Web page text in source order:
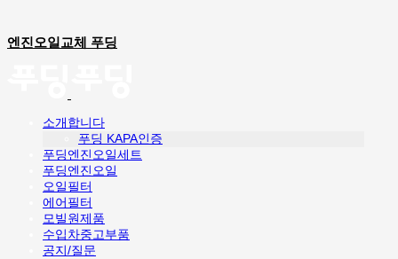
엔진오일교체 푸딩
소개합니다
푸딩 KAPA인증
푸딩엔진오일세트
푸딩엔진오일
오일필터
에어필터
모빌원제품
수입차중고부품
공지/질문